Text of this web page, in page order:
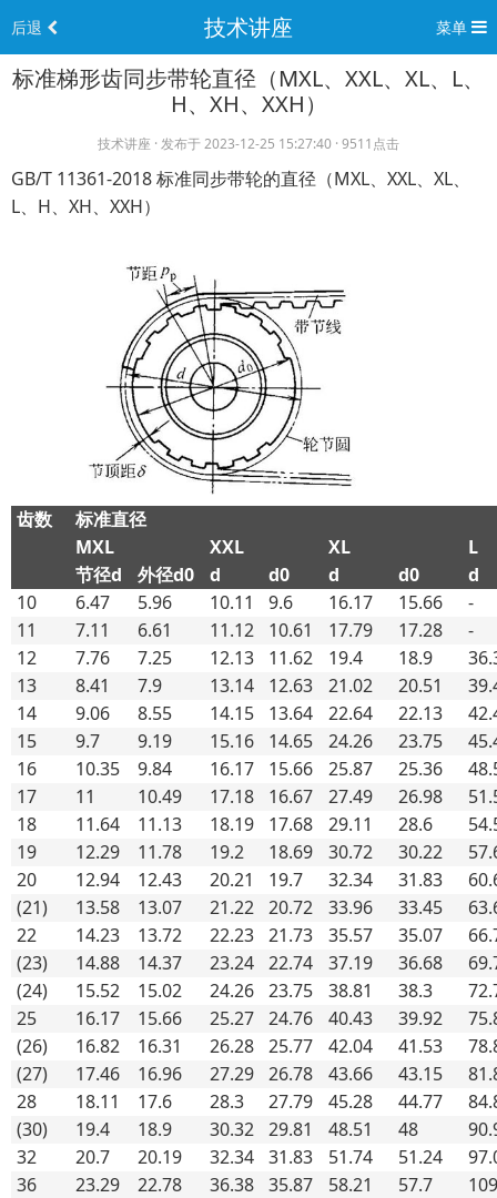
后退 技术讲座 菜单
标准梯形齿同步带轮直径（MXL、XXL、XL、L、
H、XH、XXH）
技术讲座 · 发布于 2023-12-25 15:27:40 · 9511点击
GB/T 11361-2018 标准同步带轮的直径（MXL、XXL、XL、
L、H、XH、XXH）
齿数
标准直径
MXL
XXL XL
L
节径d
外径d0 d d0 d d0
d
10
6.47 5.96 10.11 9.6 16.17 15.66
-
11
7.11 6.61 11.12 10.61 17.79 17.28
-
12
7.76 7.25 12.13 11.62 19.4 18.9
13
8.41 7.9 13.14 12.63 21.02 20.51
14
9.06 8.55 14.15 13.64 22.64 22.13
15
9.7 9.19 15.16 14.65 24.26 23.75
16
10.35 9.84 16.17 15.66 25.87 25.36
17
11 10.49 17.18 16.67 27.49 26.98
18
11.64 11.13 18.19 17.68 29.11 28.6
19
12.29 11.78 19.2 18.69 30.72 30.22
20
12.94 12.43 20.21 19.7 32.34 31.83
(21)
13.58 13.07 21.22 20.72 33.96 33.45
22
14.23 13.72 22.23 21.73 35.57 35.07
(23)
14.88 14.37 23.24 22.74 37.19 36.68
(24)
15.52 15.02 24.26 23.75 38.81 38.3
25
16.17 15.66 25.27 24.76 40.43 39.92
(26)
16.82 16.31 26.28 25.77 42.04 41.53
(27)
17.46 16.96 27.29 26.78 43.66 43.15
28
18.11 17.6 28.3 27.79 45.28 44.77
(30)
19.4 18.9 30.32 29.81 48.51 48
32
20.7 20.19 32.34 31.83 51.74 51.24
36
23.29 22.78 36.38 35.87 58.21 57.7